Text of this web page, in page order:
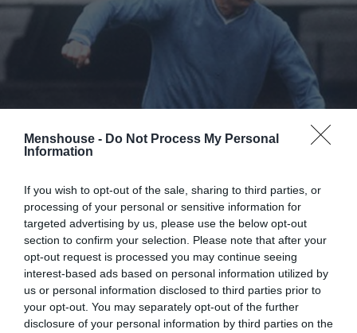
Menshouse - Do Not Process My Personal
Information
If you wish to opt-out of the sale, sharing to third parties, or
processing of your personal or sensitive information for
targeted advertising by us, please use the below opt-out
section to confirm your selection. Please note that after your
opt-out request is processed you may continue seeing
interest-based ads based on personal information utilized by
us or personal information disclosed to third parties prior to
your opt-out. You may separately opt-out of the further
disclosure of your personal information by third parties on the
Φλεβάρης του 1979 και ο Τρέβορ Φράνσις θα γίνει ο
εκατομμύριο λίρες με τη μετακίνηση στη Νότιγχαμ
Φόρεστ από τη Μπέρμιγχαμ. Το προηγούμενο ρεκόρ ήταν
μόλις 550.000 και σημαντικοί σταρ του παρελθόντος
όπως ο Σερ Στάνλεϊ Μάθιους προέβλεπαν πως αργά ή
γρήγορα θα καταρρεύσει σαν χάρτινος πύργος το
οικοδόμημα του αγγλικού ποδοσφαίρου που το
θεωρούσαν όλοι υπερεκτιμημένο!